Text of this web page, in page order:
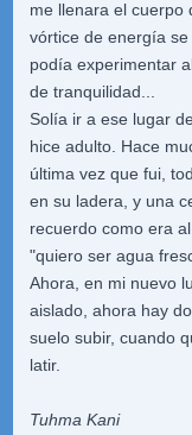
me llenara el cuerpo
vórtice de energía
podía experimentar
de tranquilidad...
Solía ir a ese lugar
hice adulto. Hace
última vez que fui,
en su ladera, y una
recuerdo como era
"quiero ser agua
Ahora, en mi nuevo
aislado, ahora hay
suelo subir, cuando
latir.
Tuhma Kani